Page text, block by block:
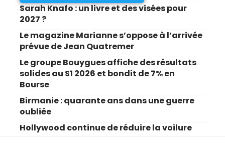
Sarah Knafo : un livre et des visées pour
2027 ?
Le magazine Marianne s’oppose à l’arrivée
prévue de Jean Quatremer
Le groupe Bouygues affiche des résultats
solides au S1 2026 et bondit de 7% en
Bourse
Birmanie : quarante ans dans une guerre
oubliée
Hollywood continue de réduire la voilure